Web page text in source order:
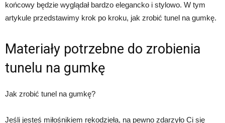
końcowy będzie wyglądał bardzo elegancko i stylowo. W tym
artykule przedstawimy krok po kroku, jak zrobić tunel na gumkę.
Materiały potrzebne do zrobienia
tunelu na gumkę
Jak zrobić tunel na gumkę?
Jeśli jesteś miłośnikiem rękodzieła, na pewno zdarzyło Ci się